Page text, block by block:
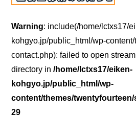
Warning: include(/home/lctxs17/
kohgyo.jp/public_html/wp-
contact.php): failed to open
directory in/home/lctxs17/eiken-
kohgyo.jp/public_html/wp-
content/themes/
29